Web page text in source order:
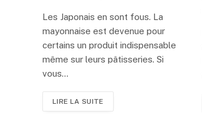
Les Japonais en sont fous. La
mayonnaise est devenue pour
certains un produit indispensable
même sur leurs pâtisseries. Si
vous…
LIRE LA SUITE